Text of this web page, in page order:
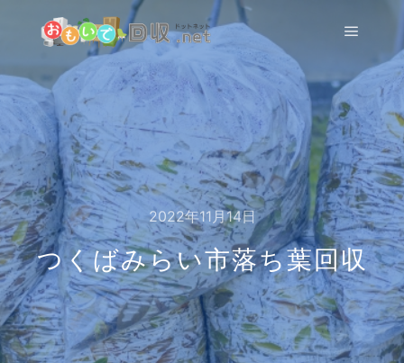
メイ
2022年11月14日
つくばみらい市落ち葉回収